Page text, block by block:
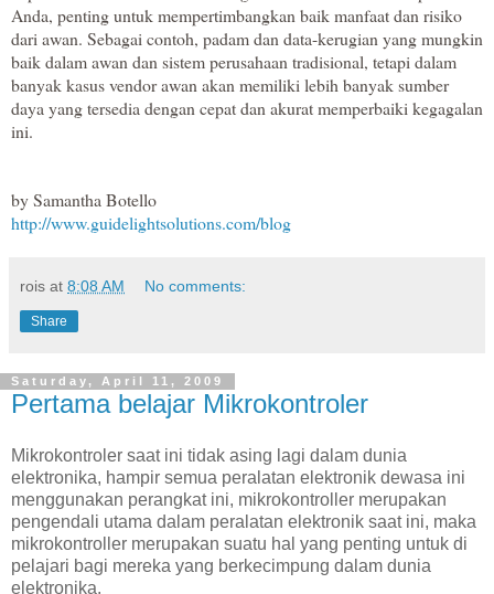
Anda, penting untuk mempertimbangkan baik manfaat dan risiko
dari awan. Sebagai contoh, padam dan data-kerugian yang mungkin
baik dalam awan dan sistem perusahaan tradisional, tetapi dalam
banyak kasus vendor awan akan memiliki lebih banyak sumber
daya yang tersedia dengan cepat dan akurat memperbaiki kegagalan
ini.
by Samantha Botello
http://www.guidelightsolutions.com/blog
rois at 8:08 AM No comments:
Share
Saturday, April 11, 2009
Pertama belajar Mikrokontroler
Mikrokontroler saat ini tidak asing lagi dalam dunia
elektronika, hampir semua peralatan elektronik dewasa ini
menggunakan perangkat ini, mikrokontroller merupakan
pengendali utama dalam peralatan elektronik saat ini, maka
mikrokontroller merupakan suatu hal yang penting untuk di
pelajari bagi mereka yang berkecimpung dalam dunia
elektronika.